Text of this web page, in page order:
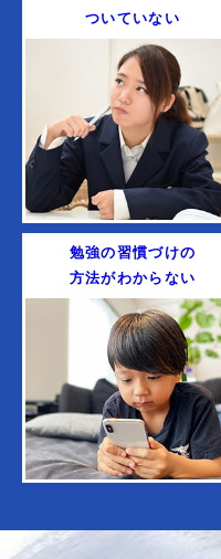
ついていない
勉強の習慣づけの
方法がわからない